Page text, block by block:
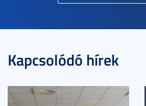
Kapcsolódó hírek